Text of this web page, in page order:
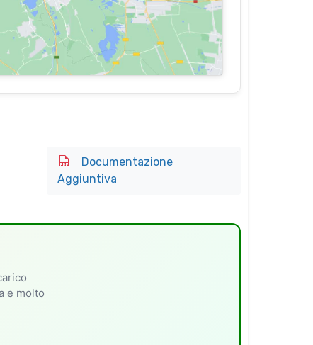
Documentazione
Aggiuntiva
e molto